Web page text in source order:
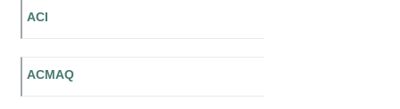
ACI
ACMAQ